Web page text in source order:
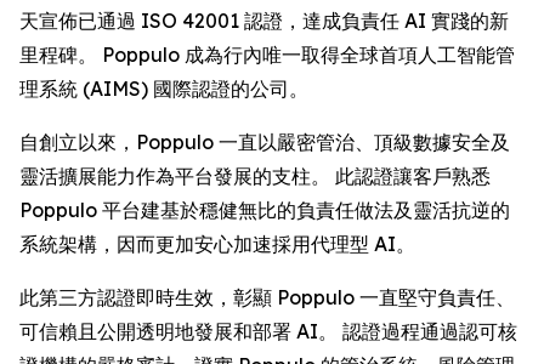
天宣佈已通過 ISO 42001 認證，達成負責任 AI 實踐的新
里程碑。 Poppulo 成為行內唯一取得全球首項人工智能管
理系統 (AIMS) 國際認證的公司。
自創立以來，Poppulo 一直以嚴密管治、頂級數據安全及
靈活擴展能力作為平台發展的支柱。 此認證讓客戶熟悉
Poppulo 平台建基於穩健無比的負責任做法及靈活抗逆的
系統架構，因而更加安心加速採用代理型 AI。
此第三方認證即時生效，彰顯 Poppulo 一直堅守負責任、
可信賴且公開透明地發展和部署 AI。 認證過程通過認可核